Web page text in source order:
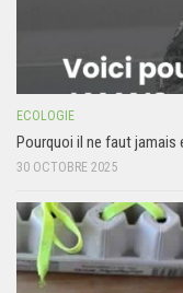
ECOLOGIE
Pourquoi il ne faut jamais
30 OCTOBRE 2025